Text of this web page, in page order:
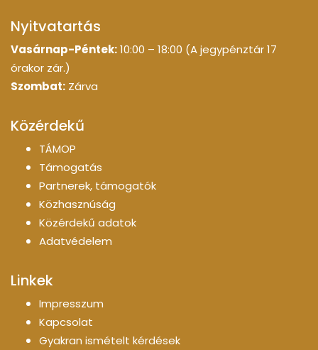
Nyitvatartás
Vasárnap-Péntek:10:00 – 18:00 (A jegypénztár 17
órakor zár.)
Szombat: Zárva
Közérdekű
TÁMOP
Támogatás
Partnerek, támogatók
Közhasznúság
Közérdekű adatok
Adatvédelem
Linkek
Impresszum
Kapcsolat
Gyakran ismételt kérdések